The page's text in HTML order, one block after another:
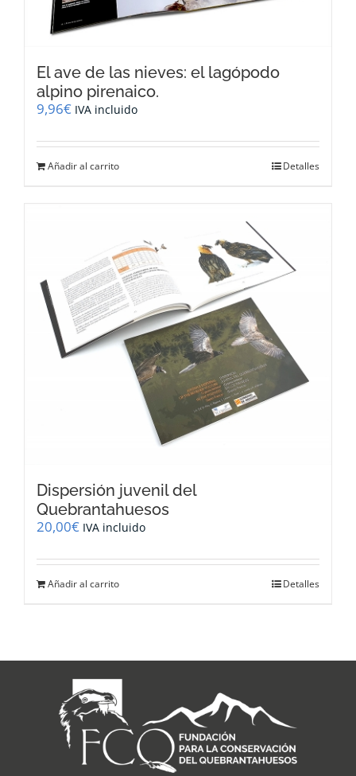
El ave de las nieves: el lagópodo
alpino pirenaico.
9,96€ IVA incluido
Añadir al carrito Detalles
Dispersión juvenil del
Quebrantahuesos
20,00€ IVA incluido
Añadir al carrito Detalles